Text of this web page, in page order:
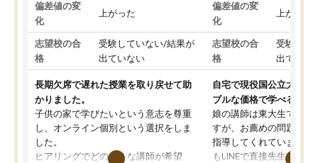
偏差値の変
化
上がった
志望校の合
格
受験していない/結果が
出ていない
長期欠席で遅れた授業を取り戻せて助
かりました。
子供の家で学びたいという意志を尊重
し、オンライン個別という選択をしま
した。
ヒアリングでどのような講師が希望
偏差値の変
化
上がった
志望校の合
格
受験して
出ていな
自宅で現役国公立大学生
ブルな価格で学べる
娘の講師は東大生では無
すが、お薦めの問題集や
指導してくれています。
もLINEで直接先生に質問